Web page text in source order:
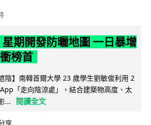
期開發防曬地圖 一日暴增
榜首
陰】南韓首爾大學 23 歲學生劉敏俊利用 2
「走向陰涼處」，結合建築物高度、太
...
閱讀全文